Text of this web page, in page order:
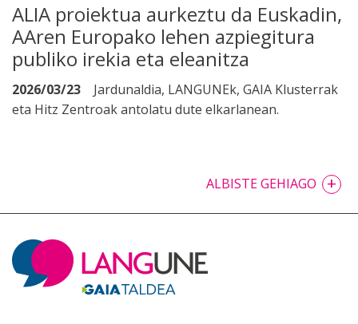
ALIA proiektua aurkeztu da Euskadin,
AAren Europako lehen azpiegitura
publiko irekia eta eleanitza
2026/03/23
Jardunaldia, LANGUNEk, GAIA Klusterrak
eta Hitz Zentroak antolatu dute elkarlanean.
ALBISTE GEHIAGO +